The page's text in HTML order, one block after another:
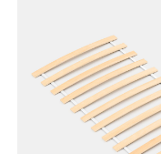
48064936771816
/products/